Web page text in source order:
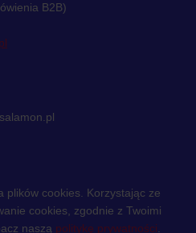
B2B)
plików cookies. Korzystając ze
cookies, zgodnie z Twoimi
naszą politykę prywatności